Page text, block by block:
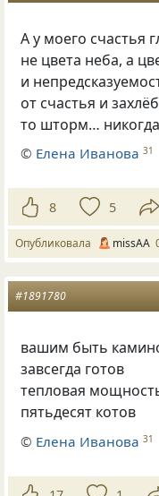
А у моего cчастья
не цвета неба, а
и
от счастья и
то шторм…
© Елена Иванова 31
8 5
Опубликовала missAA
#1891780
вашим быть
завсегда готов
тепловая
пятьдесят котов
© Елена Иванова 31